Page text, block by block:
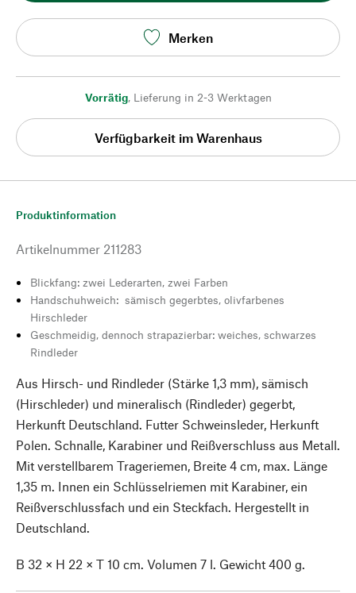
Merken
Vorrätig, Lieferung in 2-3 Werktagen
Verfügbarkeit im Warenhaus
Produktinformation
Artikelnummer 211283
Blickfang: zwei Lederarten, zwei Farben
Handschuhweich: sämisch gegerbtes, olivfarbenes
Hirschleder
Geschmeidig, dennoch strapazierbar: weiches, schwarzes
Rindleder
Aus Hirsch- und Rindleder (Stärke 1,3 mm), sämisch
(Hirschleder) und mineralisch (Rindleder) gegerbt,
Herkunft Deutschland. Futter Schweinsleder, Herkunft
Polen. Schnalle, Karabiner und Reißverschluss aus Metall.
Mit verstellbarem Trageriemen, Breite 4 cm, max. Länge
1,35 m. Innen ein Schlüsselriemen mit Karabiner, ein
Reißverschlussfach und ein Steckfach. Hergestellt in
Deutschland.
B 32 × H 22 × T 10 cm. Volumen 7 l. Gewicht 400 g.